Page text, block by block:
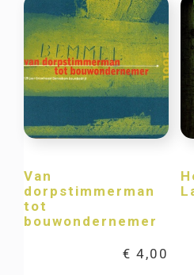
Van
dorpstimmerman
tot
bouwondernemer
€ 4,00